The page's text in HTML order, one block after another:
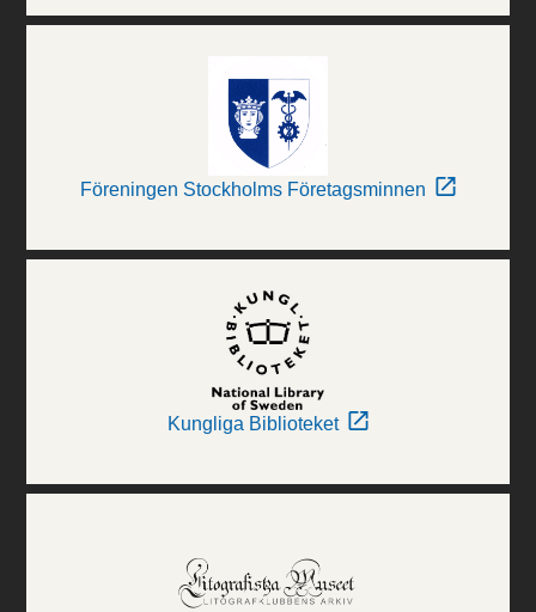
Föreningen Stockholms Företagsminnen
Kungliga Biblioteket